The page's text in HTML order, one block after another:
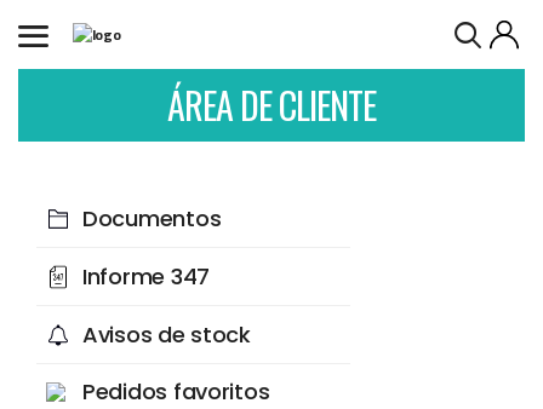
ÁREA DE CLIENTE
Documentos
Informe 347
Avisos de stock
Pedidos favoritos